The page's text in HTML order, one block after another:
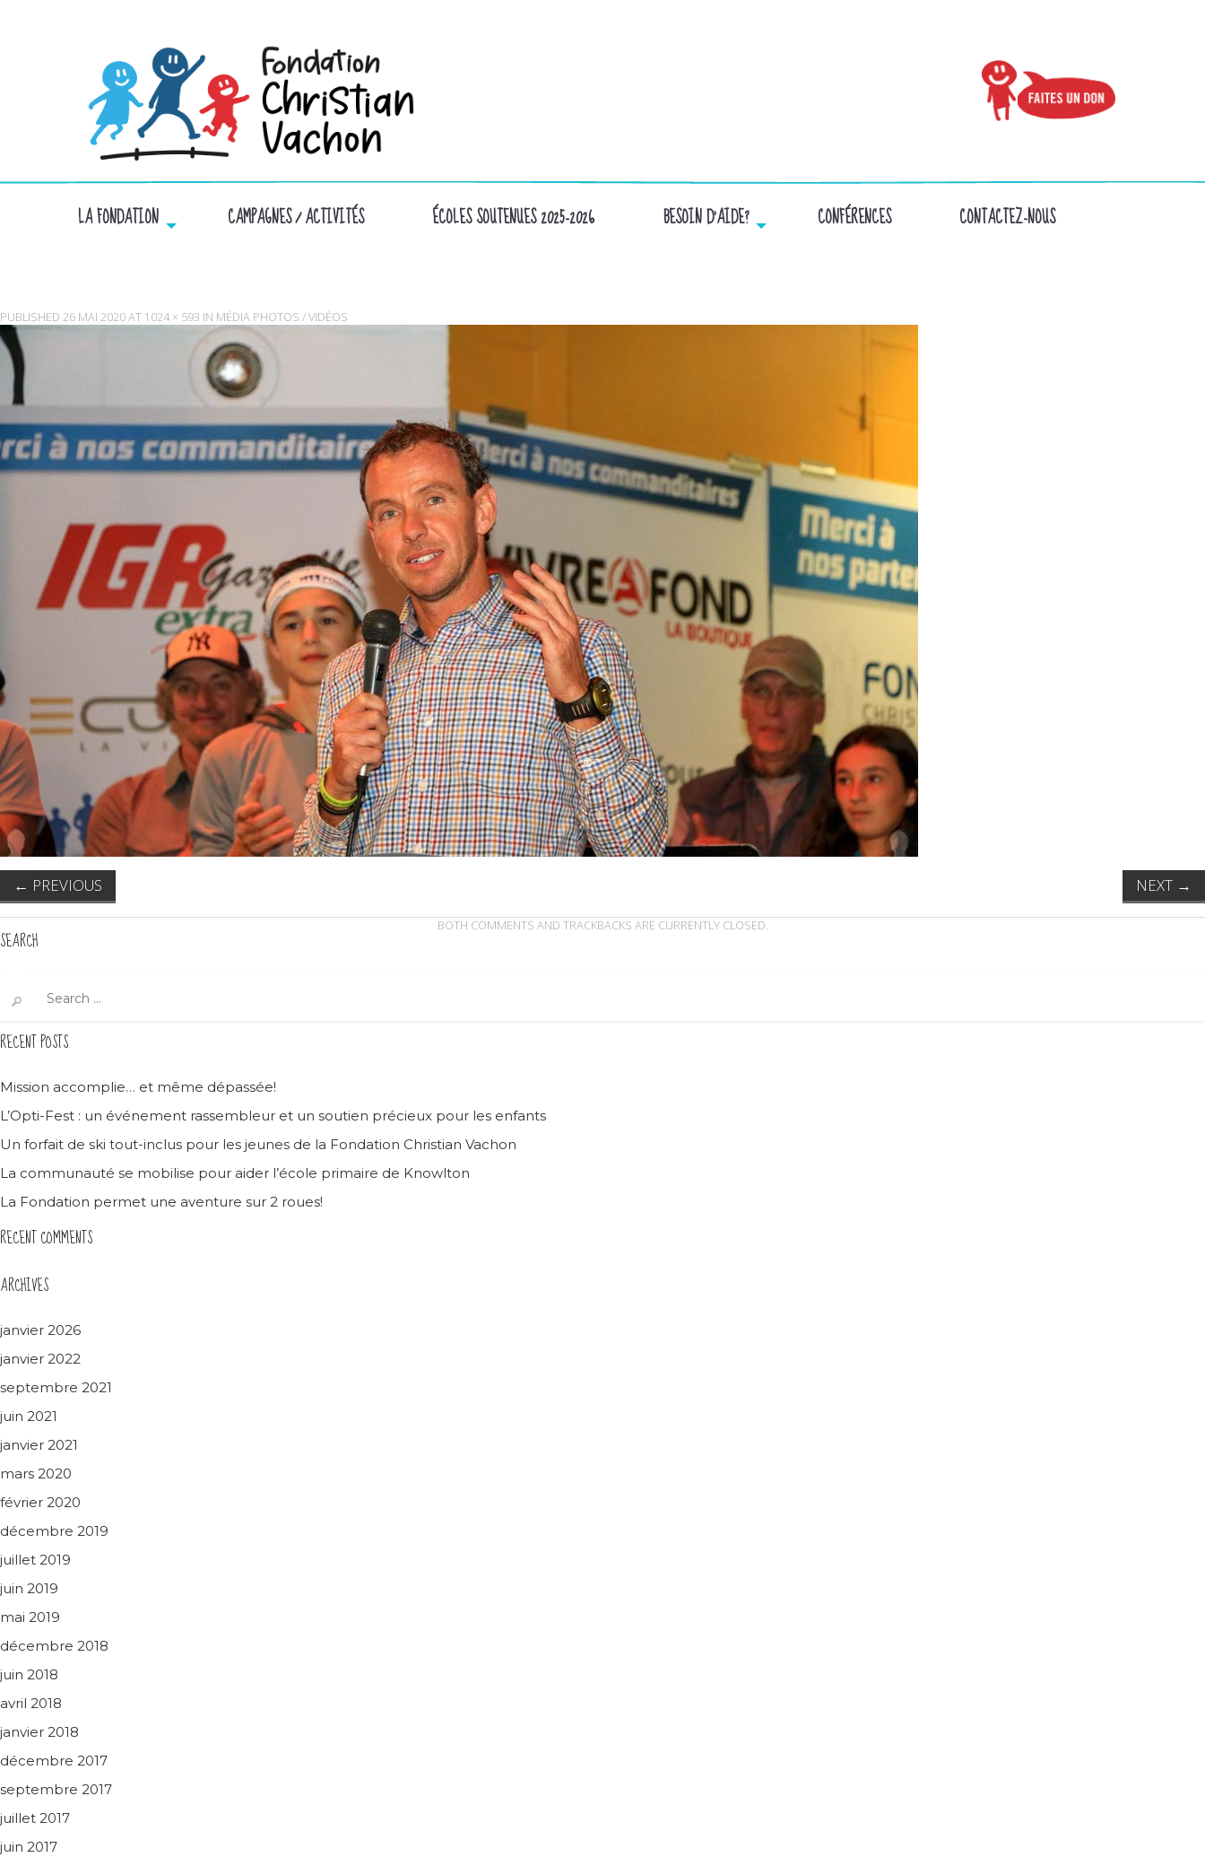
LA FONDATION CAMPAGNES / ACTIVITÉS ÉCOLES SOUTENUES 2025-2026 BESOIN D’AIDE? CONFÉRENCES CONTACTEZ-NOUS
PUBLISHED 26 MAI 2020AT 1024 × 593 IN MÉDIA PHOTOS / VIDÉOS
← PREVIOUS NEXT →
BOTH COMMENTS AND TRACKBACKS ARE CURRENTLY CLOSED.
SEARCH
for:
RECENT POSTS
Mission accomplie… et même dépassée!
L’Opti-Fest : un événement rassembleur et un soutien précieux pour les enfants
Un forfait de ski tout-inclus pour les jeunes de la Fondation Christian Vachon
La communauté se mobilise pour aider l’école primaire de Knowlton
La Fondation permet une aventure sur 2 roues!
RECENT COMMENTS
ARCHIVES
janvier 2026
janvier 2022
septembre 2021
juin 2021
janvier 2021
mars 2020
février 2020
décembre 2019
juillet 2019
juin 2019
mai 2019
décembre 2018
juin 2018
avril 2018
janvier 2018
décembre 2017
septembre 2017
juillet 2017
juin 2017